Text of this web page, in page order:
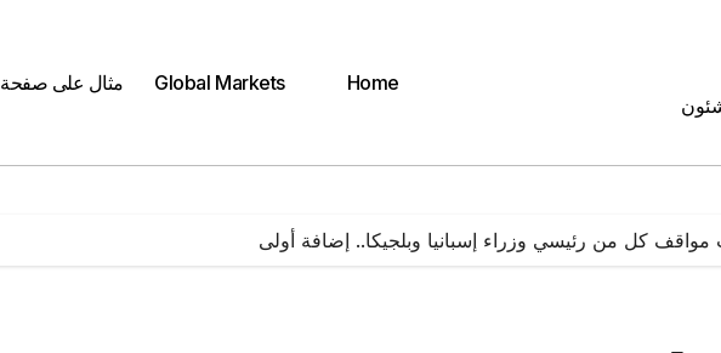
Home
Global Markets مثال على صفحة
كل من رئيسي وزراء إسبانيا وبلجيكا.. إضافة أولى